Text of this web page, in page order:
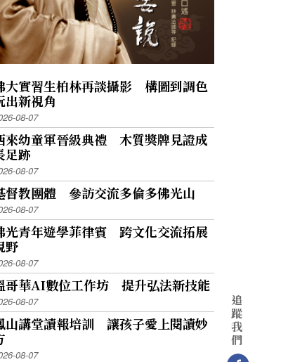
大實習生柏林再談攝影 構圖到調色
出新視角
08-07
來幼童軍晉級典禮 木質獎牌見證成
足跡
08-07
督教團體 參訪交流多倫多佛光山
08-07
光青年遊學菲律賓 跨文化交流拓展
野
08-07
哥華AI數位工作坊 提升弘法新技能
08-07
山講堂讀報培訓 讓孩子愛上閱讀妙
08-07
追
蹤
我
們